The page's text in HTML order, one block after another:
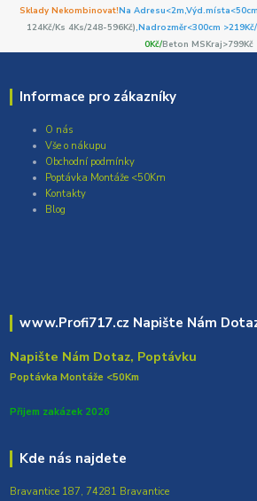
Sklady Nekombinovat!Na Adresu<2m,Výd.místa<50cm
124Kč/Ks 4Ks/248-596Kč),Nadrozměr<300cm >219Kč/
0Kč/Beton MSKraj>799Kč
Informace pro zákazníky
O nás
Vše o nákupu
Obchodní podmínky
Poptávka Montáže <50Km
Kontakty
Blog
www.Profi717.cz Napište Nám
Napište Nám Dotaz, Poptávku
Poptávka Montáže <50Km
Přijem zakázek 2026
Kde nás najdete
Bravantice 187, 74281 Bravantice